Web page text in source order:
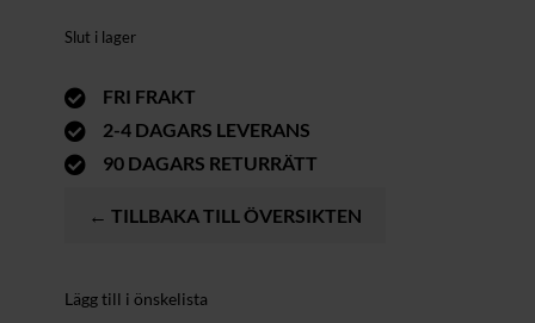
Slut i lager
 FRI FRAKT
 2-4 DAGARS LEVERANS
 90 DAGARS RETURRÄTT
← TILLBAKA TILL ÖVERSIKTEN
Lägg till i önskelista